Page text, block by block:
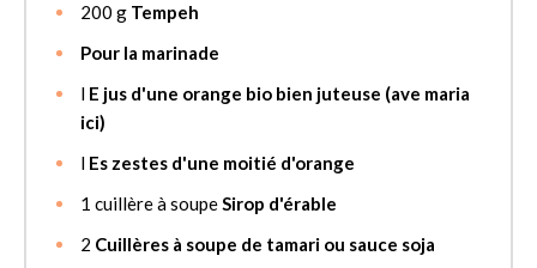
200 g Tempeh
Pour la marinade
l E jus d'une orange bio bien juteuse (ave maria
ici)
l Es zestes d'une moitié d'orange
1 cuillère à soupeSirop d'érable
2 Cuillères à soupe de tamari ou sauce soja